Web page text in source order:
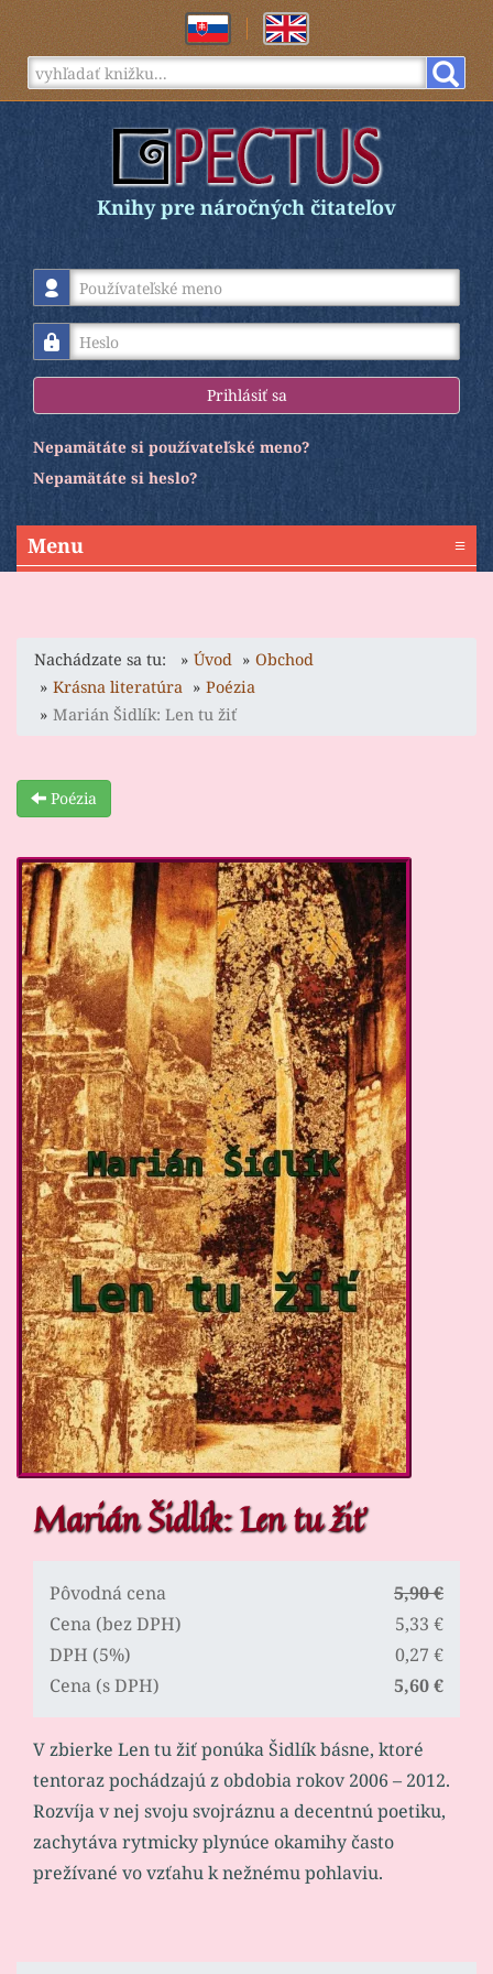
Knihy pre náročných čitateľov
Používateľské meno
Heslo
Prihlásiť sa
Nepamätáte si používateľské meno?
Nepamätáte si heslo?
Menu ≡
Nachádzate sa tu: Úvod
Obchod
Krásna literatúra
Poézia
Marián Šidlík: Len tu žiť
Poézia
Marián Šidlík: Len tu žiť
Pôvodná cena
5,90 €
Cena (bez DPH)
5,33 €
DPH (5%)
0,27 €
Cena (s DPH)
5,60 €
V zbierke Len tu žiť ponúka Šidlík básne, ktoré
tentoraz pochádzajú z obdobia rokov 2006 – 2012.
Rozvíja v nej svoju svojráznu a decentnú poetiku,
zachytáva rytmicky plynúce okamihy často
prežívané vo vzťahu k nežnému pohlaviu.